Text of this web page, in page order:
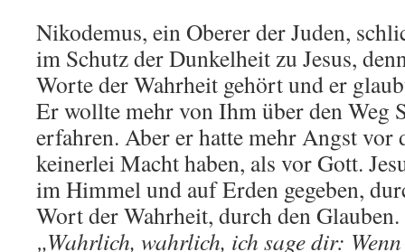
Nikodemus, ein Oberer der Juden,
im Schutz der Dunkelheit zu Jesus,
Worte der Wahrheit gehört und er
Er wollte mehr von Ihm über den Weg
erfahren. Aber er hatte mehr Angst vor
keinerlei Macht haben, als vor Gott.
im Himmel und auf Erden gegeben,
Wort der Wahrheit, durch den
„Wahrlich, wahrlich, ich sage dir: